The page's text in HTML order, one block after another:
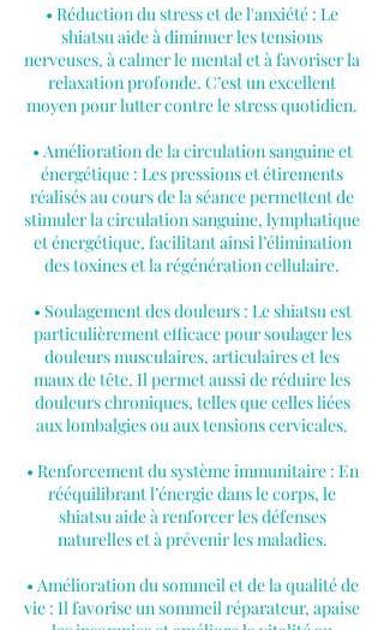
• Réduction du stress et de l'anxiété : Le
shiatsu aide à diminuer les tensions
nerveuses, à calmer le mental et à favoriser la
relaxation profonde. C’est un excellent
moyen pour lutter contre le stress quotidien.
• Amélioration de la circulation sanguine et
énergétique : Les pressions et étirements
réalisés au cours de la séance permettent de
stimuler la circulation sanguine, lymphatique
et énergétique, facilitant ainsi l’élimination
des toxines et la régénération cellulaire.
• Soulagement des douleurs : Le shiatsu est
particulièrement efficace pour soulager les
douleurs musculaires, articulaires et les
maux de tête. Il permet aussi de réduire les
douleurs chroniques, telles que celles liées
aux lombalgies ou aux tensions cervicales.
• Renforcement du système immunitaire : En
rééquilibrant l’énergie dans le corps, le
shiatsu aide à renforcer les défenses
naturelles et à prévenir les maladies.
• Amélioration du sommeil et de la qualité de
vie : Il favorise un sommeil réparateur, apaise